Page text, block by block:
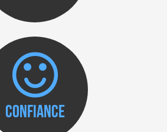
Confiance